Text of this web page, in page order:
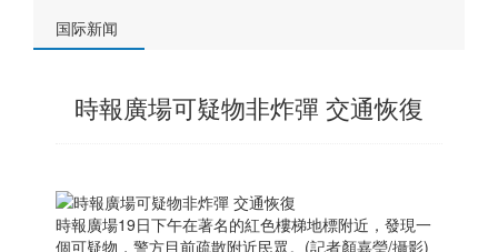
国际新闻
時報廣場可疑物非炸彈 交通恢復
時報廣場19日下午在著名的紅色樓梯地標附近，發現一
個可疑物，警方目前疏散附近民眾。(記者顏嘉瑩/攝影)